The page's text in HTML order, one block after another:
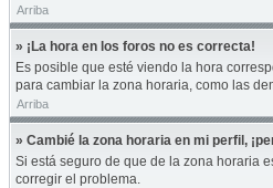
Arriba
» ¡La hora en los foros no es correcta!
Es posible que esté viendo la hora
para cambiar la zona horaria, como las
Arriba
» Cambié la zona horaria en mi perfil,
Si está seguro de que de la zona horaria
corregir el problema.